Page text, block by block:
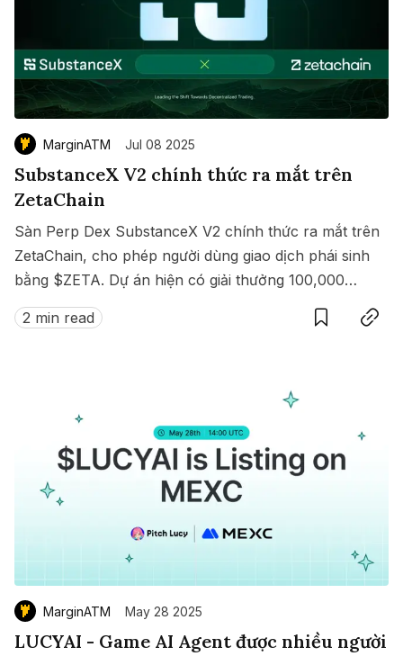
MarginATM Jul 08 2025
SubstanceX V2 chính thức ra mắt trên
ZetaChain
Sàn Perp Dex SubstanceX V2 chính thức ra mắt trên
ZetaChain, cho phép người dùng giao dịch phái sinh
bằng $ZETA. Dự án hiện có giải thưởng 100,000
$ZETA diễn ra từ 8 đến 15/07/2025.
2 min read
SaveCopy link
MarginATM May 28 2025
LUCYAI - Game AI Agent được nhiều người